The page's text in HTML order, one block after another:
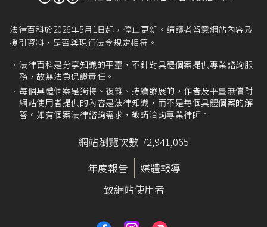
法律百科於2026年5月1日起，停止更新。請讀者留意網站內容及
援引資料，是否與現行法令規定相符。
法律百科是分享知識的平臺，不針對具體個案提供專業諮詢服
務，故無法負保證責任。
每個具體個案是獨特、複雜、持續發展的，作者及平臺無償對
網站使用者提供的內容是法律知識，而不是每個具體個案的解
答。如有個案法律諮詢需求，敬請洽詢專業律師。
網站瀏覽次數 72,941,065
年度報告
媒體報導
致網站使用者